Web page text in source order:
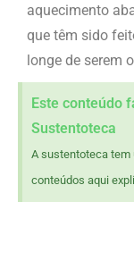
aquecimento
que têm sido
longe de serem
Este conteúdo
Sustentoteca
A sustentoteca tem
conteúdos aqui